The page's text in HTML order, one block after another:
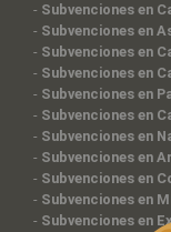
- Subvenciones en
- Subvenciones en
- Subvenciones en
- Subvenciones en
- Subvenciones en
- Subvenciones en
- Subvenciones en
- Subvenciones en
- Subvenciones en
- Subvenciones en
- Subvenciones en